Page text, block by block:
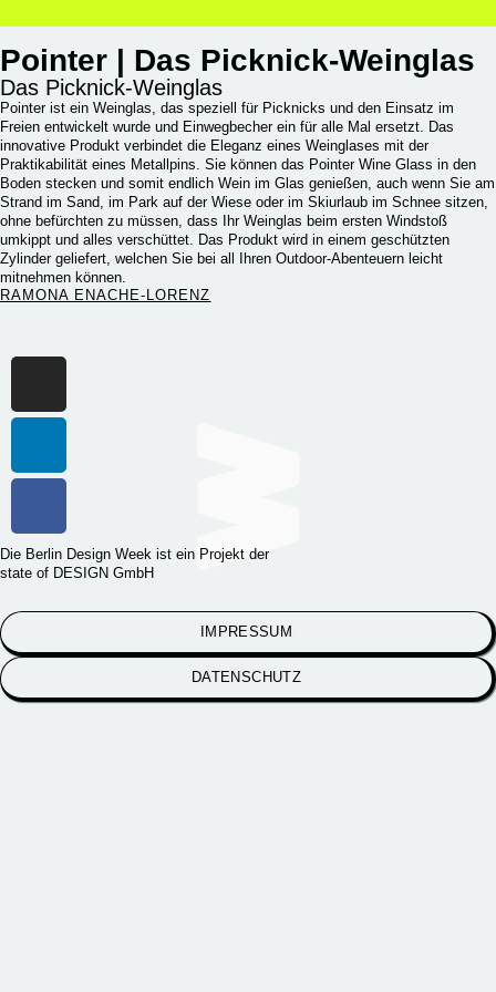
Pointer | Das Picknick-Weinglas
Das Picknick-Weinglas
Pointer ist ein Weinglas, das speziell für Picknicks und den Einsatz im
Freien entwickelt wurde und Einwegbecher ein für alle Mal ersetzt. Das
innovative Produkt verbindet die Eleganz eines Weinglases mit der
Praktikabilität eines Metallpins. Sie können das Pointer Wine Glass in den
Boden stecken und somit endlich Wein im Glas genießen, auch wenn Sie am
Strand im Sand, im Park auf der Wiese oder im Skiurlaub im Schnee sitzen,
ohne befürchten zu müssen, dass Ihr Weinglas beim ersten Windstoß
umkippt und alles verschüttet. Das Produkt wird in einem geschützten
Zylinder geliefert, welchen Sie bei all Ihren Outdoor-Abenteuern leicht
mitnehmen können.
RAMONA ENACHE-LORENZ
Die Berlin Design Week ist ein Projekt der
state of DESIGN GmbH
IMPRESSUM
DATENSCHUTZ